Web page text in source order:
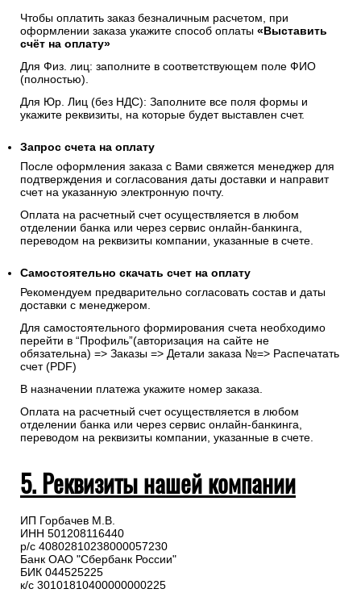
Чтобы оплатить заказ безналичным расчетом, при
оформлении заказа укажите способ оплаты «Выставить
счёт на оплату»
Для Физ. лиц: заполните в соответствующем поле ФИО
(полностью).
Для Юр. Лиц (без НДС): Заполните все поля формы и
укажите реквизиты, на которые будет выставлен счет.
Запрос счета на оплату
После оформления заказа с Вами свяжется менеджер для
подтверждения и согласования даты доставки и направит
счет на указанную электронную почту.
Оплата на расчетный счет осуществляется в любом
отделении банка или через сервис онлайн-банкинга,
переводом на реквизиты компании, указанные в счете.
Самостоятельно скачать счет на оплату
Рекомендуем предварительно согласовать состав и даты
доставки с менеджером.
Для самостоятельного формирования счета необходимо
перейти в “Профиль”(авторизация на сайте не
обязательна) => Заказы => Детали заказа №=> Распечатать
счет (PDF)
В назначении платежа укажите номер заказа.
Оплата на расчетный счет осуществляется в любом
отделении банка или через сервис онлайн-банкинга,
переводом на реквизиты компании, указанные в счете.
5. Реквизиты нашей компании
ИП Горбачев М.В.
ИНН 501208116440
р/с 40802810238000057230
Банк ОАО "Сбербанк России"
БИК 044525225
к/с 30101810400000000225